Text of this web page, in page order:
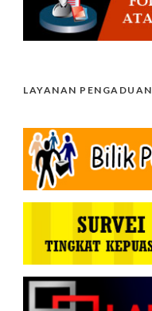
LAYANAN PENGADUAN